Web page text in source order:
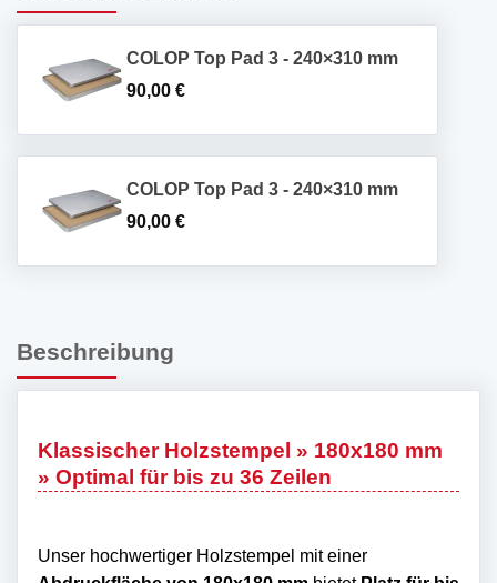
COLOP Top Pad 3 - 240×310 mm
90,00 €
COLOP Top Pad 3 - 240×310 mm
90,00 €
Beschreibung
Klassischer Holzstempel » 180x180 mm
» Optimal für bis zu 36 Zeilen
Unser hochwertiger Holzstempel mit einer